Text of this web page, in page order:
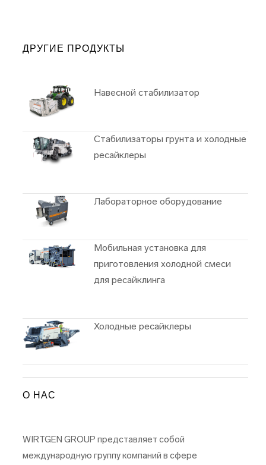
ДРУГИЕ ПРОДУКТЫ
Навесной стабилизатор
Cтабилизаторы грунта и xолодные
ресайклеры
Лабораторное оборудование
Мобильная установка для
приготовления холодной смеси
для ресайклинга
Холодные ресайклеры
О НАС
WIRTGEN GROUP представляет собой
международную группу компаний в сфере